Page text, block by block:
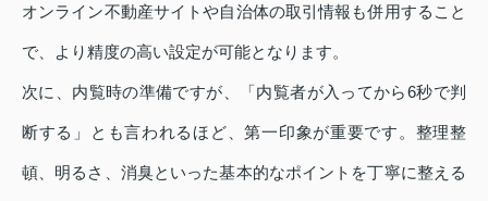
オンライン不動産サイトや自治体の取引情報も併用すること
で、より精度の高い設定が可能となります。
次に、内覧時の準備ですが、「内覧者が入ってから6秒で判
断する」とも言われるほど、第一印象が重要です。整理整
頓、明るさ、消臭といった基本的なポイントを丁寧に整える